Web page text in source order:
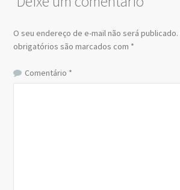
O seu endereço de e-mail não será publicado.
obrigatórios são marcados com *
Comentário *